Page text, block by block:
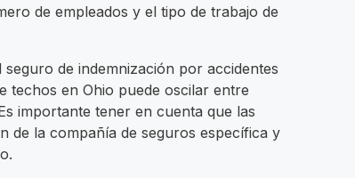
de empleados y el tipo de trabajo de
de indemnización por accidentes
techos en Ohio puede oscilar entre
importante tener en cuenta que las
de la compañía de seguros específica y